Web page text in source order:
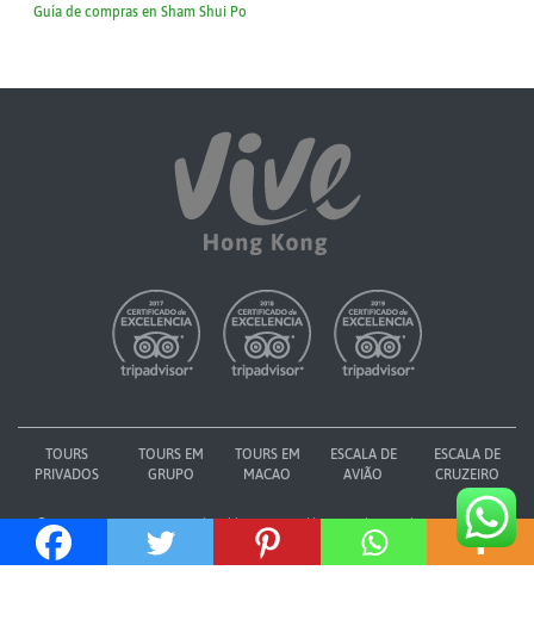
Guía de compras en Sham Shui Po
TOURS
PRIVADOS
TOURS EM
GRUPO
TOURS EM
MACAO
ESCALA DE
AVIÃO
ESCALA DE
CRUZEIRO
12/F Ping Lam Commercial Building, 282 Lockhart Road, Wan Chai, Hong Kong
reservas@vivehongkong.com